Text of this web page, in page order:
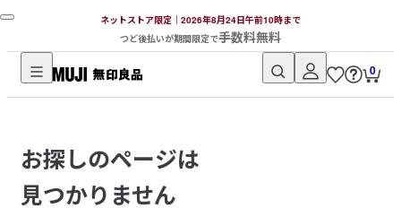
ネットストア限定｜2026年8月24日午前10時まで
つど後払いが期間限定で手数料無料
無
品
ネ
ッ
0
お探しのページは
見つかりません